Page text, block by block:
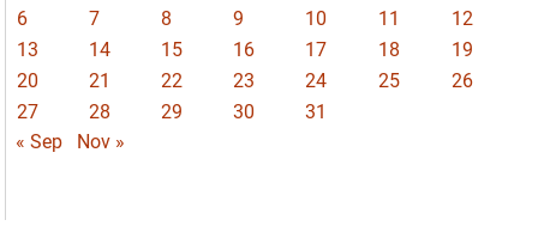
6
7 8 9 10 11
12
13
14 15 16 17 18
19
20
21 22 23 24 25
26
27
28 29 30
31
« Sep
Nov »